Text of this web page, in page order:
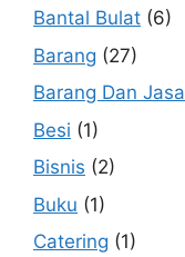
Bantal Bulat (6)
Barang (27)
Barang Dan Jasa
Besi (1)
Bisnis (2)
Buku (1)
Catering (1)